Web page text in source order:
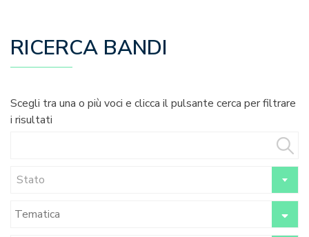
RICERCA BANDI
Scegli tra una o più voci e clicca il pulsante cerca per filtrare
i risultati
Stato